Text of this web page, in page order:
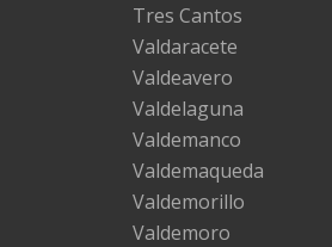
Tres Cantos
Valdaracete
Valdeavero
Valdelaguna
Valdemanco
Valdemaqueda
Valdemorillo
Valdemoro